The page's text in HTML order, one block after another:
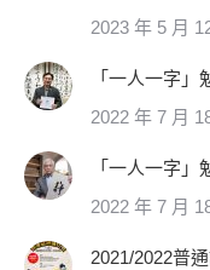
2023 年 5 月
「一人一字」
2022 年 7 月
「一人一字」
2022 年 7 月
2021/2022普